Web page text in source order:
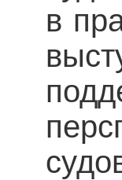
в